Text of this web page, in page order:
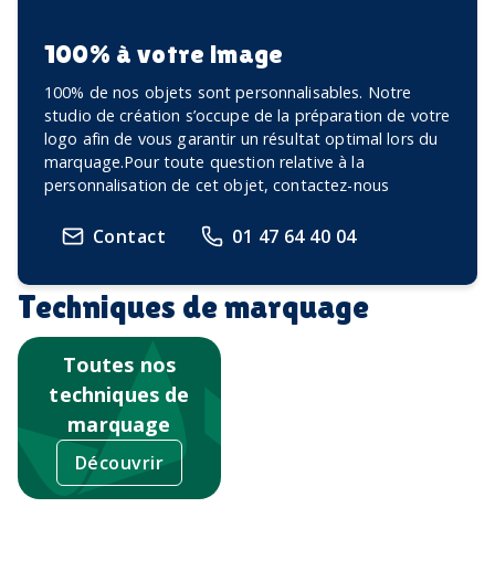
100% à votre image
100% de nos objets sont personnalisables. Notre
studio de création s’occupe de la préparation de votre
logo afin de vous garantir un résultat optimal lors du
marquage.Pour toute question relative à la
personnalisation de cet objet, contactez-nous
Contact 01 47 64 40 04
Techniques de marquage
Toutes nos
techniques de
marquage
Découvrir